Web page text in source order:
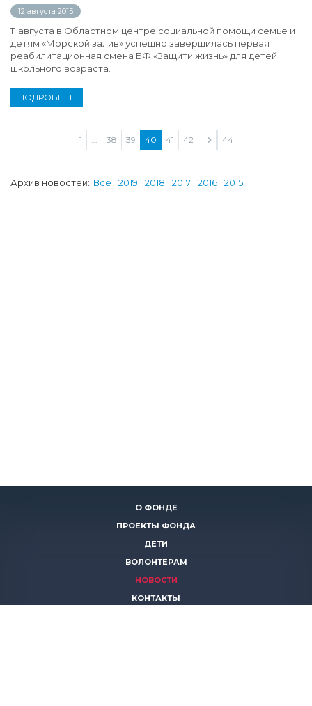
12 августа 2015
11 августа в Областном центре социальной помощи семье и
детям «Морской залив» успешно завершилась первая
реабилитационная смена БФ «Защити жизнь» для детей
школьного возраста.
ПОДРОБНЕЕ
1 38 39 40 41 42 43 44
Архив новостей: Все 2019 2018 2017 2016 2015
О ФОНДЕ
ПРОЕКТЫ ФОНДА
ДЕТИ
ВОЛОНТЁРАМ
НОВОСТИ
КОНТАКТЫ